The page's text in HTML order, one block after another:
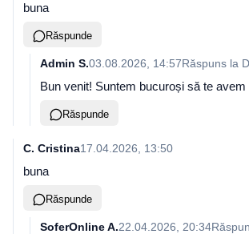
buna
Răspunde
Admin S.03.08.2026, 14:57Răspuns la
Bun venit! Suntem bucuroși să te
Răspunde
C. Cristina17.04.2026, 13:50
buna
Răspunde
SoferOnline A.22.04.2026, 20:34